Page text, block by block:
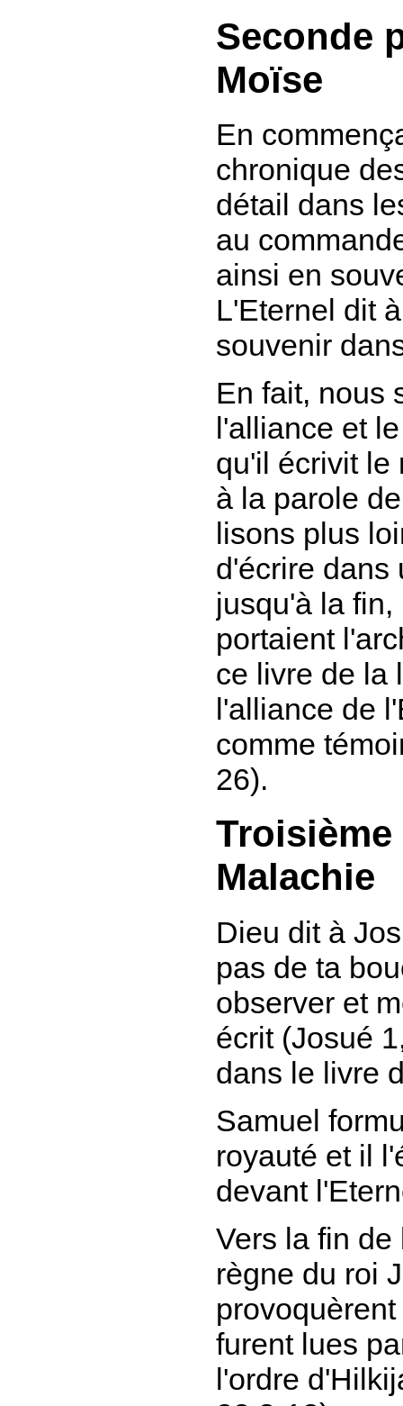
Seconde
Moïse
En
chronique
détail dans
au
ainsi en
L'Eternel dit
souvenir
En fait, nous
l'alliance et
qu'il écrivit le
à la parole
lisons plus
d'écrire dans
jusqu'à la
portaient
ce livre de la
l'alliance de
comme
26).
Malachie
Dieu dit à
pas de ta
observer et
écrit(Josué
dans le livre
Samuel
royauté et il
devant
Vers la fin
règne du roi
furent lues
l'ordre